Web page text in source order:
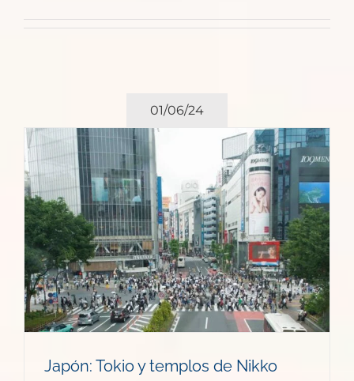
01/06/24
Japón: Tokio y templos de Nikko